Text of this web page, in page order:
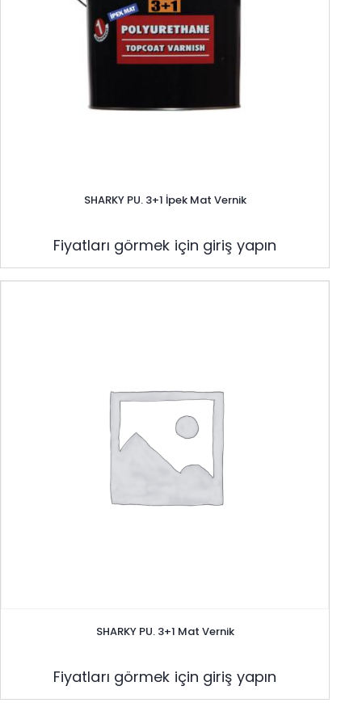
SHARKY PU. 3+1 İpek Mat Vernik
Fiyatları görmek için giriş yapın
SHARKY PU. 3+1 Mat Vernik
Fiyatları görmek için giriş yapın